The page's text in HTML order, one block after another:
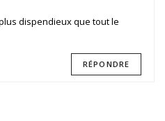
dispendieux que tout le
RÉPONDRE